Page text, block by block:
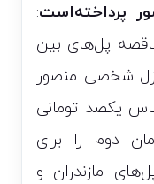
پرداخته‌است:
پل‌های بین
شخصی منصور
یکصد تومانی
دوم را برای
مازندران و